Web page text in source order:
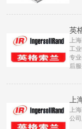
英
上
工
专
后服
上
上
公